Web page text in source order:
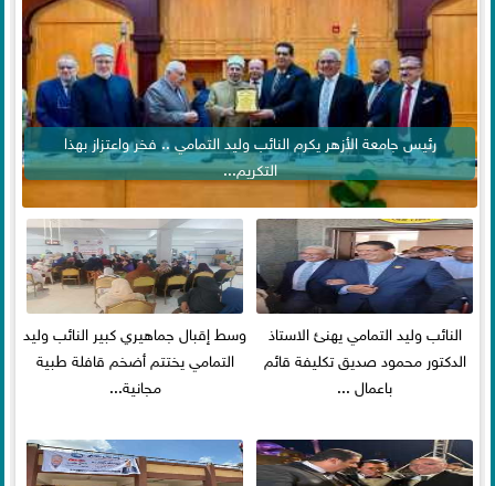
رئيس جامعة الأزهر يكرم النائب وليد التمامي .. فخر واعتزاز بهذا
التكريم...
النائب وليد التمامي يهنئ الاستاذ
الدكتور محمود صديق تكليفة قائم
باعمال ...
وسط إقبال جماهيري كبير النائب وليد
التمامي يختتم أضخم قافلة طبية
مجانية...